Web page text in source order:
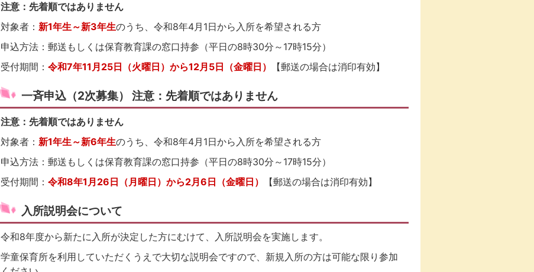
注意：先着順ではありません
対象者： 新1年生～新3年生のうち、令和8年4月1日から入所を希望される方
申込方法：郵送もしくは保育教育課の窓口持参（平日の8時30分～17時15分）
受付期間： 令和7年11月25日（火曜日）から12月5日（金曜日） 【郵送の場合は消印有効】
一斉申込（2次募集） 注意：先着順ではありません
注意：先着順ではありません
対象者： 新1年生～新6年生のうち、令和8年4月1日から入所を希望される方
申込方法：郵送もしくは保育教育課の窓口持参（平日の8時30分～17時15分）
受付期間： 令和8年1月26日（月曜日）から2月6日（金曜日） 【郵送の場合は消印有効】
入所説明会について
令和8年度から新たに入所が決定した方にむけて、入所説明会を実施します。
学童保育所を利用していただくうえで大切な説明会ですので、新規入所の方は可能な限り参加